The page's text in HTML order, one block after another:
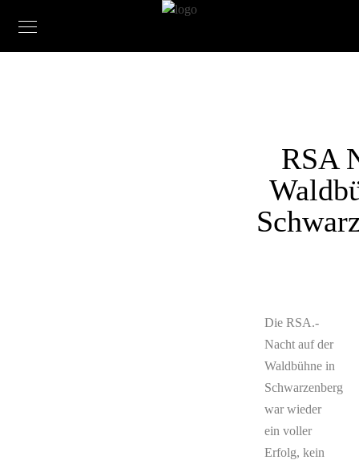
RSA
Die RSA.-
Nacht auf der
Waldbühne in
Schwarzenberg
war wieder
ein voller
Erfolg, kein